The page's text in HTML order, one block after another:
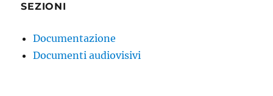
SEZIONI
Documentazione
Documenti audiovisivi